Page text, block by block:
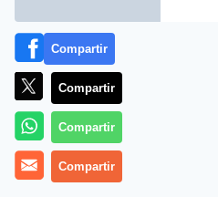
Más información
Compartir
Compartir
Compartir
Compartir